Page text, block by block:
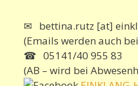
✉ bettina.rutz [at]
(Emails werden auch
☎ 05141/40 955 83
(AB – wird bei